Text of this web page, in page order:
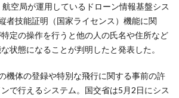
空局が運用しているドローン情報基盤シス
者技能証明（国家ライセンス）機能に関
定の操作を行うと他の人の氏名や住所など
状態になることが判明したと発表した。
機体の登録や特別な飛行に関する事前の許
で行えるシステム。国交省は5月2日にシス